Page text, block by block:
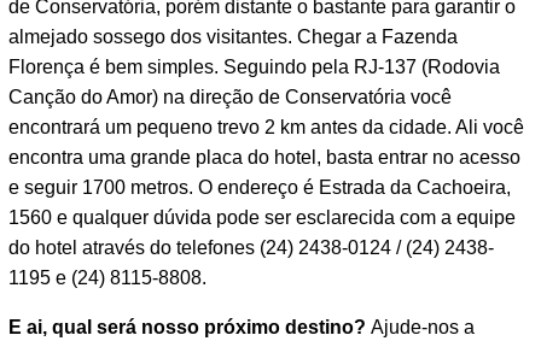
de Conservatória, porém distante o bastante para garantir o
almejado sossego dos visitantes. Chegar a Fazenda
Florença é bem simples. Seguindo pela RJ-137 (Rodovia
Canção do Amor) na direção de Conservatória você
encontrará um pequeno trevo 2 km antes da cidade. Ali você
encontra uma grande placa do hotel, basta entrar no acesso
e seguir 1700 metros. O endereço é Estrada da Cachoeira,
1560 e qualquer dúvida pode ser esclarecida com a equipe
do hotel através do telefones (24) 2438-0124 / (24) 2438-
1195 e (24) 8115-8808.
E ai, qual será nosso próximo destino? Ajude-nos a